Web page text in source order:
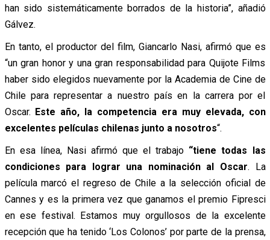
han sido sistemáticamente borrados de la historia”, añadió
Gálvez.
En tanto, el productor del film, Giancarlo Nasi, afirmó que es
“un gran honor y una gran responsabilidad para Quijote Films
haber sido elegidos nuevamente por la Academia de Cine de
Chile para representar a nuestro país en la carrera por el
Oscar. Este año, la competencia era muy elevada, con
excelentes películas chilenas junto a nosotros“.
En esa línea, Nasi afirmó que el trabajo “tiene todas las
condiciones para lograr una nominación al Oscar. La
película marcó el regreso de Chile a la selección oficial de
Cannes y es la primera vez que ganamos el premio Fipresci
en ese festival. Estamos muy orgullosos de la excelente
recepción que ha tenido ‘Los Colonos’ por parte de la prensa,